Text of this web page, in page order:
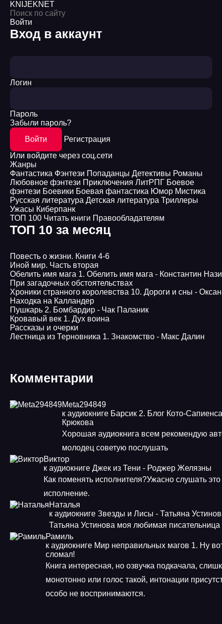
KNIJEKNET
Войти
Вход в аккаунт
Логин
Пароль
Забыли пароль?
Войти
Регистрация
Или войдите через соц.сети
Жанры
Фантастика Фэнтези Попаданцы Детективы Романы
Любовное фэнтези Приключения ЛитРПГ Боевое
фэнтези Боевики Боевая фантастика Юмор Мистика
Русская литература Детская литература Триллеры
Ужасы Киберпанк
ТОП 100 Читать книги Правообладателям
ТОП 10 за месяц
Повесть о жизни. Книги 4-6
Иной мир. Часть вторая
Обелить имя мага 1. Обелить имя мага - Константин
При загадочных обстоятельствах
Хроники странного королевства 10. Дороги и сны -
Находка на Калландер
Пушкарь 2. Бомбардир - Чак Паланик
Кровавый век 1. Дух воина
Рассказы и очерки
Лестница из Терновника 1. Знакомство - Макс Далин
Комментарии
Meta294849
к аудиокниге Барсик 2. Блог Кото-
Крюкова
Хорошая аудиокнига всем рекомендую
молодец советую послушать
Виктор
к аудиокниге Джек из Тени - Роджер Желязны
Как поменять исполнителя?Ужасно слушать это
исполнение.
Наталья
к аудиокниге Звезды и Лисы - Татьяна
Татьяна Устинова моя любимая писательница
Рамиль
к аудиокниге Мир неправильных магов 1. Ну
сломал!
Книга интересная, но озвучка подкачала,
монотонно или голос такой, интонации
особо не воспринимаются.